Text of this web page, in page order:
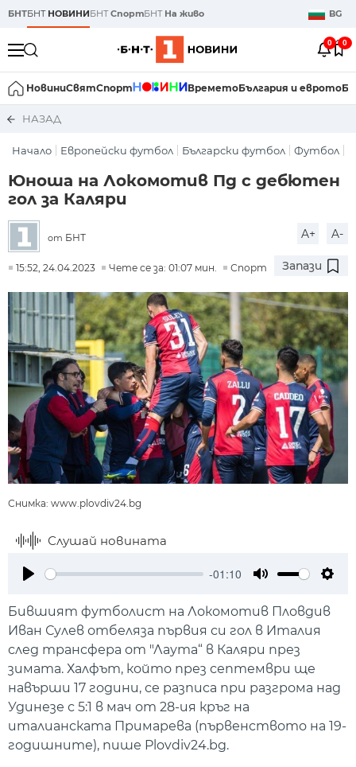
БНТБНТ НОВИНИБНТСпортБНТ На живо BG
0 0
НовиниСвятСпорт ВреметоБългария и еврото
НАЗАД
Начало Европейски футбол Български футбол Футбол
Юноша на Локомотив Пд с дебютен
гол за Каляри
от БНТ A+ A-
15:52, 24.04.2023 Чете се за: 01:07 мин. Спорт Запази
Снимка: www.plovdiv24.bg
Слушай новината
-01:10
Бившият футболист на Локомотив Пловдив
Иван Сулев отбеляза първия си гол в Италия
след трансфера от "Лаута“ в Каляри през
зимата. Халфът, който през септември ще
навърши 17 години, се разписа при разгрома над
Удинезе с 5:1 в мач от 28-ия кръг на
италианската Примарева (първенството на 19-
годишните), пише Plovdiv24.bg.